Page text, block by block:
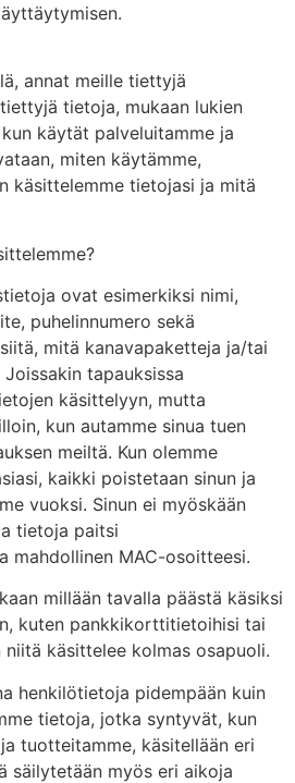
annat meille tiettyjä
tietoja, mukaan lukien
käytät palveluitamme ja
miten käytämme,
käsittelemme tietojasi ja mitä
ovat esimerkiksi nimi,
puhelinnumero sekä
mitä kanavapaketteja ja/tai
tapauksissa
käsittelyyn, mutta
kun autamme sinua tuen
meiltä. Kun olemme
kaikki poistetaan sinun ja
vuoksi. Sinun ei myöskään
tietoja paitsi
mahdollinen MAC-osoitteesi.
millään tavalla päästä käsiksi
kuten pankkikorttitietoihisi tai
käsittelee kolmas osapuoli.
henkilötietoja pidempään kuin
tietoja, jotka syntyvät, kun
tuotteitamme, käsitellään eri
säilytetään myös eri aikoja